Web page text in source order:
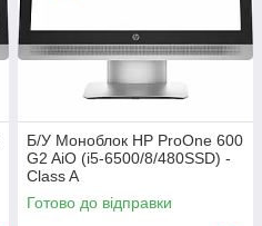
Б/У Моноблок HP ProOne 600
G2 AiO (i5-6500/8/480SSD) -
Class A
Готово до відправки